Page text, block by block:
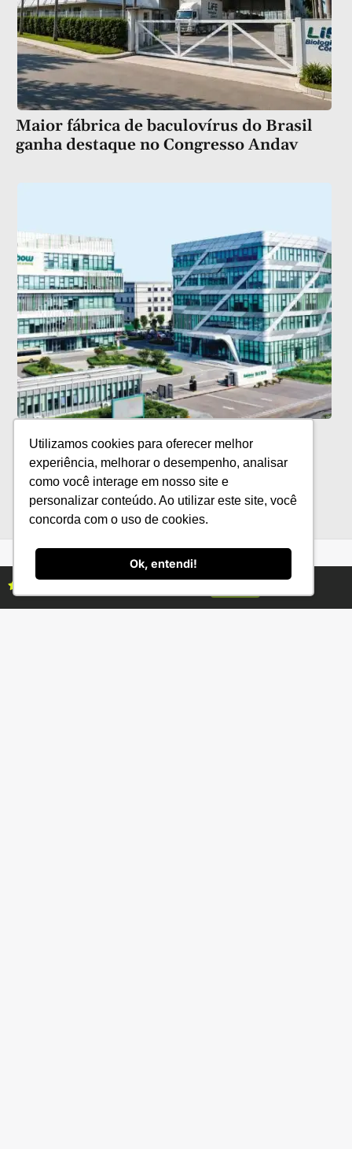
Utilizamos cookies para oferecer melhor
experiência, melhorar o desempenho, analisar
como você interage em nosso site e
personalizar conteúdo. Ao utilizar este site, você
concorda com o uso de cookies.
Ok, entendi!
Maior fábrica de baculovírus do Brasil
ganha destaque no Congresso Andav
Rainbow leva inovação e portfólio
completo ao Congresso Andav
Links úteis
Conteúdo Grãos
Florestas Hortifrúti
Categorias Eventos
Economia Institucional